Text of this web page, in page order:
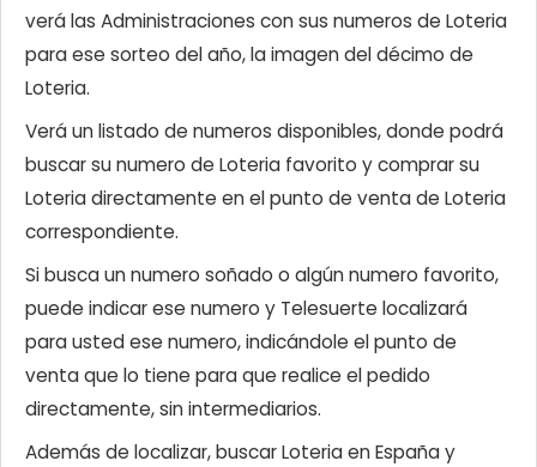
verá las Administraciones con sus numeros de Loteria
para ese sorteo del año, la imagen del décimo de
Loteria.
Verá un listado de numeros disponibles, donde podrá
buscar su numero de Loteria favorito y comprar su
Loteria directamente en el punto de venta de Loteria
correspondiente.
Si busca un numero soñado o algún numero favorito,
puede indicar ese numero y Telesuerte localizará
para usted ese numero, indicándole el punto de
venta que lo tiene para que realice el pedido
directamente, sin intermediarios.
Además de localizar, buscar Loteria en España y